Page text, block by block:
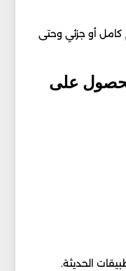
أو جزئي وحتى
على
الحديثة.